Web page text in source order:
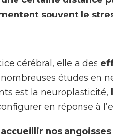
souvent le
cérébral, elle a des
études en
est la neuroplasticité,
en réponse à
accueillir nos